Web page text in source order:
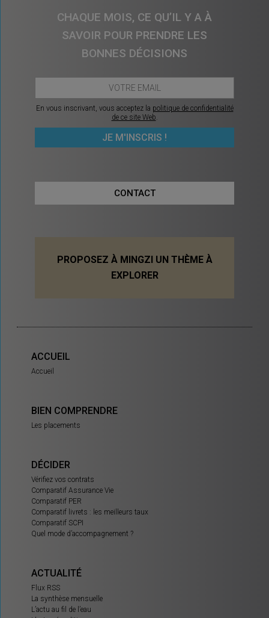
CHAQUE MOIS, CE QU’IL Y A À
SAVOIR POUR PRENDRE LES
BONNES DÉCISIONS
En vous inscrivant, vous acceptez la politique de confidentialité
de ce site Web.
CONTACT
PROPOSEZ À MINGZI UN THÈME À
EXPLORER
ACCUEIL
Accueil
BIEN COMPRENDRE
Les placements
DÉCIDER
Vérifiez vos contrats
Comparatif Assurance Vie
Comparatif PER
Comparatif livrets : les meilleurs taux
Comparatif SCPI
Quel mode d’accompagnement ?
ACTUALITÉ
Flux RSS
La synthèse mensuelle
L’actu au fil de l’eau